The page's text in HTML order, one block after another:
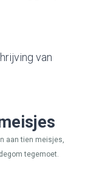
van
aan tien meisjes,
tegemoet.